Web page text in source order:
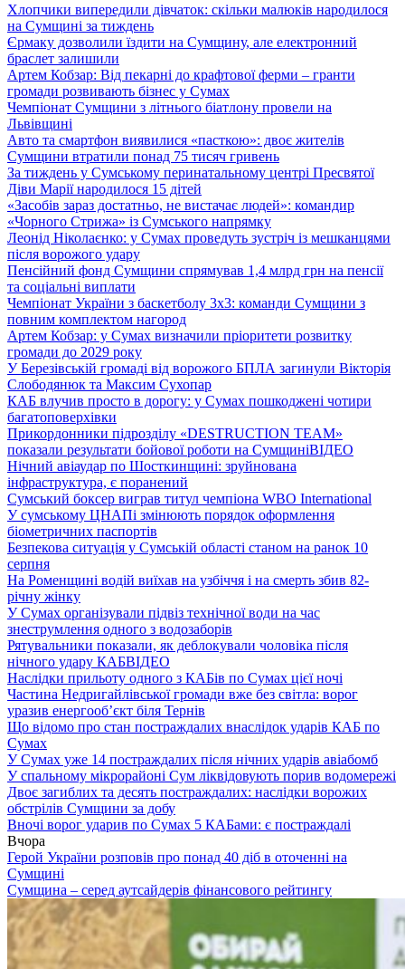
Хлопчики випередили дівчаток: скільки малюків народилося
на Сумщині за тиждень
Єрмаку дозволили їздити на Сумщину, але електронний
браслет залишили
Артем Кобзар: Від пекарні до крафтової ферми – гранти
громади розвивають бізнес у Сумах
Чемпіонат Сумщини з літнього біатлону провели на
Львівщині
Авто та смартфон виявилися «пасткою»: двоє жителів
Сумщини втратили понад 75 тисяч гривень
За тиждень у Сумському перинатальному центрі Пресвятої
Діви Марії народилося 15 дітей
«Засобів зараз достатньо, не вистачає людей»: командир
«Чорного Стрижа» із Сумського напрямку
Леонід Ніколаєнко: у Сумах проведуть зустріч із мешканцями
після ворожого удару
Пенсійний фонд Сумщини спрямував 1,4 млрд грн на пенсії
та соціальні виплати
Чемпіонат України з баскетболу 3х3: команди Сумщини з
повним комплектом нагород
Артем Кобзар: у Сумах визначили пріоритети розвитку
громади до 2029 року
У Березівській громаді від ворожого БПЛА загинули Вікторія
Слободянюк та Максим Сухопар
КАБ влучив просто в дорогу: у Сумах пошкоджені чотири
багатоповерхівки
Прикордонники підрозділу «DESTRUCTION TEAM»
показали результати бойової роботи на СумщиніВІДЕО
Нічний авіаудар по Шосткинщині: зруйнована
інфраструктура, є поранений
Сумський боксер виграв титул чемпіона WBO International
У сумському ЦНАПі змінюють порядок оформлення
біометричних паспортів
Безпекова ситуація у Сумській області станом на ранок 10
серпня
На Роменщині водій виїхав на узбіччя і на смерть збив 82-
річну жінку
У Сумах організували підвіз технічної води на час
знеструмлення одного з водозаборів
Рятувальники показали, як деблокували чоловіка після
нічного удару КАБВІДЕО
Наслідки прильоту одного з КАБів по Сумах цієї ночі
Частина Недригайлівської громади вже без світла: ворог
уразив енергооб’єкт біля Тернів
Що відомо про стан постраждалих внаслідок ударів КАБ по
Сумах
У Сумах уже 14 постраждалих після нічних ударів авіабомб
У спальному мікрорайоні Сум ліквідовують порив водомережі
Двоє загиблих та десять постраждалих: наслідки ворожих
обстрілів Сумщини за добу
Вночі ворог ударив по Сумах 5 КАБами: є постраждалі
Вчора
Герой України розповів про понад 40 діб в оточенні на
Сумщині
Сумщина – серед аутсайдерів фінансового рейтингу